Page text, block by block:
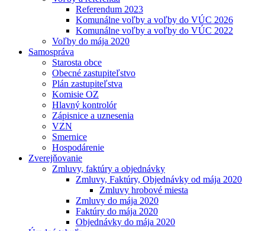
Referendum 2023
Komunálne voľby a voľby do VÚC 2026
Komunálne voľby a voľby do VÚC 2022
Voľby do mája 2020
Samospráva
Starosta obce
Obecné zastupiteľstvo
Plán zastupiteľstva
Komisie OZ
Hlavný kontrolór
Zápisnice a uznesenia
VZN
Smernice
Hospodárenie
Zverejňovanie
Zmluvy, faktúry a objednávky
Zmluvy, Faktúry, Objednávky od mája 2020
Zmluvy hrobové miesta
Zmluvy do mája 2020
Faktúry do mája 2020
Objednávky do mája 2020